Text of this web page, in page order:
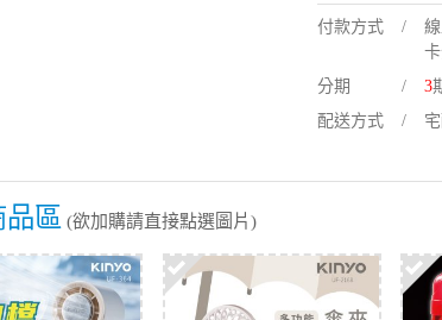
付款方式
分期
3
配送方式
區 (欲加購請直接點選圖片)